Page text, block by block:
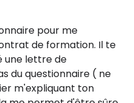
pour me
de formation. Il te
une lettre de
du questionnaire ( ne
m'expliquant ton